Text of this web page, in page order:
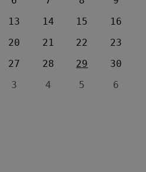
13 14 15
16
20 21 22
23
27 28 29
30
3 4 5 6